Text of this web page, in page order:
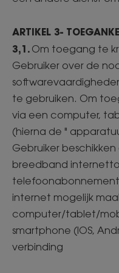
ARTIKEL 3-
3,1. Om toegang te
Gebruiker over de
te gebruiken. Om
via een computer,
(hierna de "
Gebruiker
breedband
internet mogelijk
computer/tablet/
smartphone (IOS,
verbinding